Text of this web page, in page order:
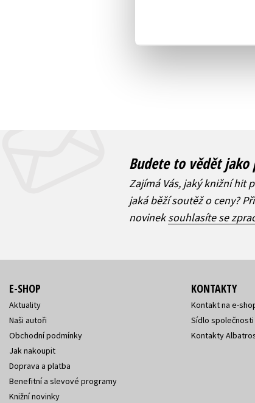
Budete to vědět jako
Zajímá Vás, jaký knižní hit
jaká běží soutěž o ceny?
novineksouhlasíte se
E-SHOP
Aktuality
Naši autoři
Obchodní podmínky
Jak nakoupit
Doprava a platba
Benefitní a slevové programy
Knižní novinky
KONTAKTY
Kontakt na e-
Sídlo společnosti
Kontakty